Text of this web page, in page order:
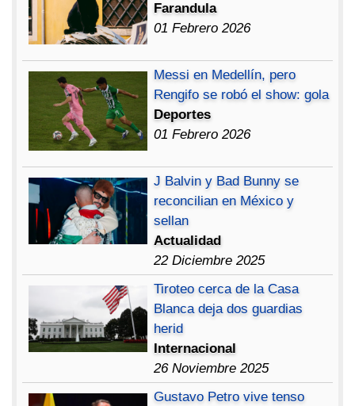
Farandula
01 Febrero 2026
Messi en Medellín, pero
Rengifo se robó el show: gola
Deportes
01 Febrero 2026
J Balvin y Bad Bunny se
reconcilian en México y
sellan
Actualidad
22 Diciembre 2025
Tiroteo cerca de la Casa
Blanca deja dos guardias
herid
Internacional
26 Noviembre 2025
Gustavo Petro vive tenso